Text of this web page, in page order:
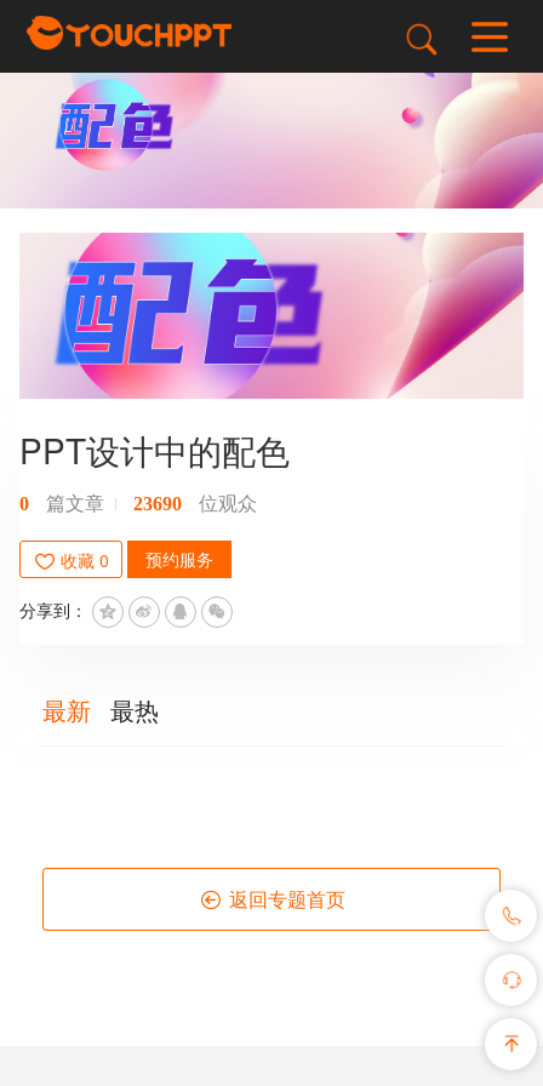
PPT设计中的配色
0 篇文章 23690 位观众
收藏 0 预约服务
分享到：
最新 最热
返回专题首页